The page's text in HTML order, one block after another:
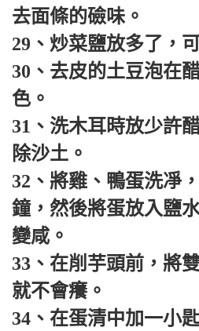
去面條的礆味。
29、炒菜鹽放多了，
30、去皮的土豆泡在
色。
31、洗木耳時放少許
除沙土。
32、將雞、鴨蛋洗凈
鐘，然後將蛋放入鹽
變咸。
33、在削芋頭前，將
就不會癢。
34、在蛋清中加一小